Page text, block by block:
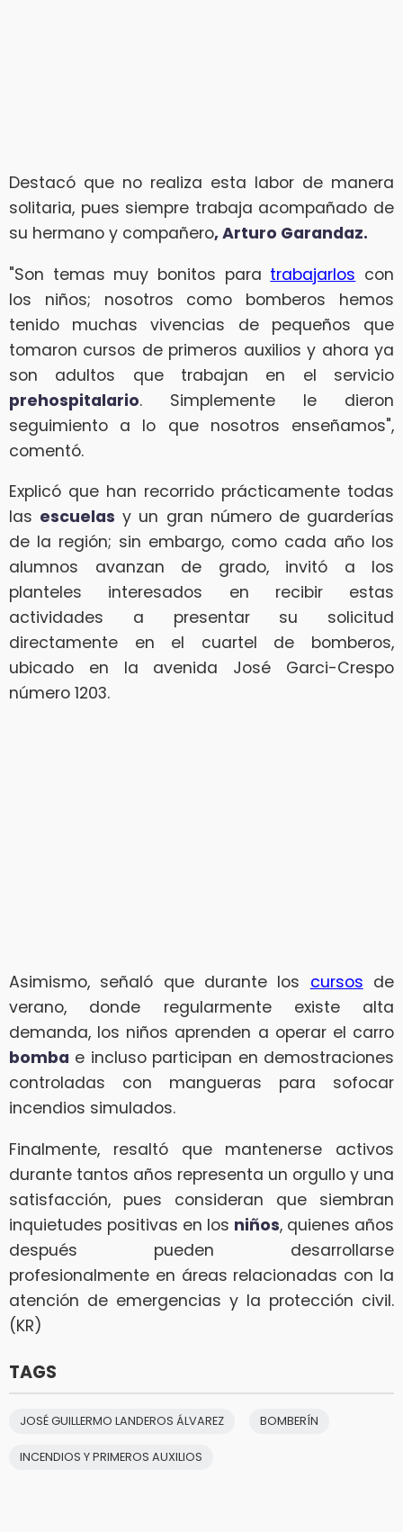
Destacó que no realiza esta labor de manera
solitaria, pues siempre trabaja acompañado de
su hermano y compañero, Arturo Garandaz.
"Son temas muy bonitos para trabajarlos con
los niños; nosotros como bomberos hemos
tenido muchas vivencias de pequeños que
tomaron cursos de primeros auxilios y ahora ya
son adultos que trabajan en el servicio
prehospitalario. Simplemente le dieron
seguimiento a lo que nosotros enseñamos",
comentó.
Explicó que han recorrido prácticamente todas
las escuelas y un gran número de guarderías
de la región; sin embargo, como cada año los
alumnos avanzan de grado, invitó a los
planteles interesados en recibir estas
actividades a presentar su solicitud
directamente en el cuartel de bomberos,
ubicado en la avenida José Garci-Crespo
número 1203.
Asimismo, señaló que durante los cursos de
verano, donde regularmente existe alta
demanda, los niños aprenden a operar el carro
bomba e incluso participan en demostraciones
controladas con mangueras para sofocar
incendios simulados.
Finalmente, resaltó que mantenerse activos
durante tantos años representa un orgullo y una
satisfacción, pues consideran que siembran
inquietudes positivas en los niños, quienes años
después pueden desarrollarse
profesionalmente en áreas relacionadas con la
atención de emergencias y la protección civil.
(KR)
TAGS
JOSÉ GUILLERMO LANDEROS ÁLVAREZ BOMBERÍN
INCENDIOS Y PRIMEROS AUXILIOS